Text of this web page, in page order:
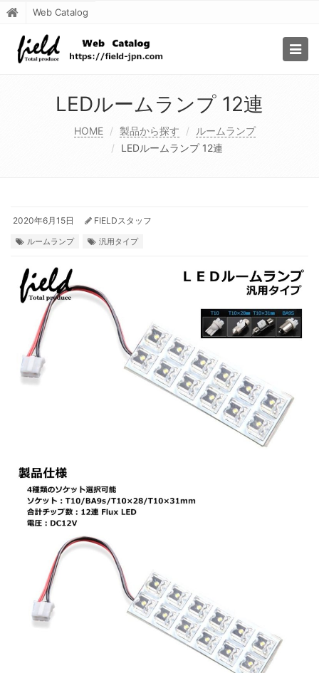
Web Catalog
LEDルームランプ 12連
HOME 製品から探す
ルームランプ
LEDルームランプ 12連
2020年6月15日 FIELDスタッフ
ルームランプ 汎用タイプ